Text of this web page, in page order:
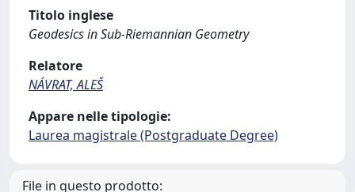
Titolo inglese
Geodesics in Sub-Riemannian Geometry
Relatore
NÁVRAT, ALEŠ
Appare nelle tipologie:
Laurea magistrale (Postgraduate Degree)
File in questo prodotto: